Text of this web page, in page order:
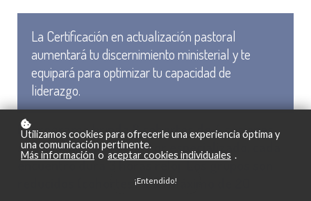
La Certificación en actualización pastoral
aumentará tu discernimiento ministerial y te
equipará para optimizar tu capacidad de
liderazgo.
El programa brinda 8 cohortes de 4 sesiones
sincrónicas con un mentor especializado, cada
encuentro dura 3 horas reloj. Los grupos son
reducidos (cohortes) a un máximo de 20
Utilizamos cookies para ofrecerle una experiencia óptima y
una comunicación pertinente.
Más información o aceptar cookies individuales .
¡Entendido!